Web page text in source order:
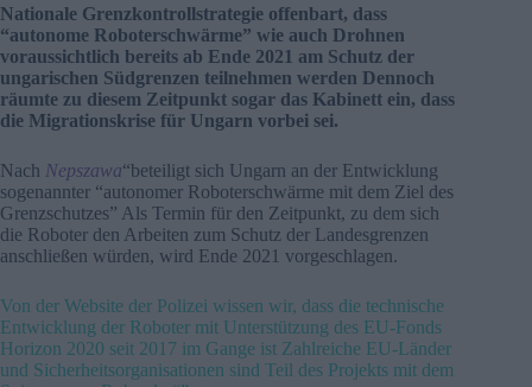
Nationale Grenzkontrollstrategie offenbart, dass
“autonome Roboterschwärme” wie auch Drohnen
voraussichtlich bereits ab Ende 2021 am Schutz der
ungarischen Südgrenzen teilnehmen werden Dennoch
räumte zu diesem Zeitpunkt sogar das Kabinett ein, dass
die Migrationskrise für Ungarn vorbei sei.
Nach Nepszawa“beteiligt sich Ungarn an der Entwicklung
sogenannter “autonomer Roboterschwärme mit dem Ziel des
Grenzschutzes” Als Termin für den Zeitpunkt, zu dem sich
die Roboter den Arbeiten zum Schutz der Landesgrenzen
anschließen würden, wird Ende 2021 vorgeschlagen.
Von der Website der Polizei wissen wir, dass die technische
Entwicklung der Roboter mit Unterstützung des EU-Fonds
Horizon 2020 seit 2017 im Gange ist Zahlreiche EU-Länder
und Sicherheitsorganisationen sind Teil des Projekts mit dem